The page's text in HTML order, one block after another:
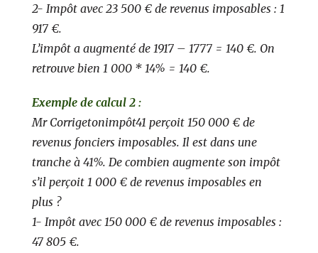
2- Impôt avec 23 500 € de revenus imposables : 1
917 €.
L’impôt a augmenté de 1917 – 1777 = 140 €. On
retrouve bien 1 000 * 14% = 140 €.
Exemple de calcul 2 :
Mr Corrigetonimpôt41 perçoit 150 000 € de
revenus fonciers imposables. Il est dans une
tranche à 41%. De combien augmente son impôt
s’il perçoit 1 000 € de revenus imposables en
plus ?
1- Impôt avec 150 000 € de revenus imposables :
47 805 €.